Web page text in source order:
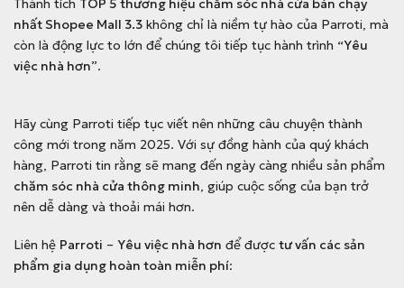
Thành tích TOP 5 thương hiệu chăm sóc nhà cửa bán chạy
nhất Shopee Mall 3.3 không chỉ là niềm tự hào của Parroti, mà
còn là động lực to lớn để chúng tôi tiếp tục hành trình “Yêu
việc nhà hơn”.
Hãy cùng Parroti tiếp tục viết nên những câu chuyện thành
công mới trong năm 2025. Với sự đồng hành của quý khách
hàng, Parroti tin rằng sẽ mang đến ngày càng nhiều sản phẩm
chăm sóc nhà cửa thông minh, giúp cuộc sống của bạn trở
nên dễ dàng và thoải mái hơn.
Liên hệ Parroti – Yêu việc nhà hơn để được tư vấn các sản
phẩm gia dụng hoàn toàn miễn phí: